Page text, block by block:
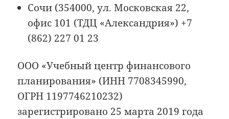
Сочи (354000, ул. Московская 22,
офис 101 (ТДЦ «Александрия») +7
(862) 227 01 23
ООО «Учебный центр финансового
планирования» (ИНН 7708345990,
ОГРН 1197746210232)
зарегистрировано 25 марта 2019 года